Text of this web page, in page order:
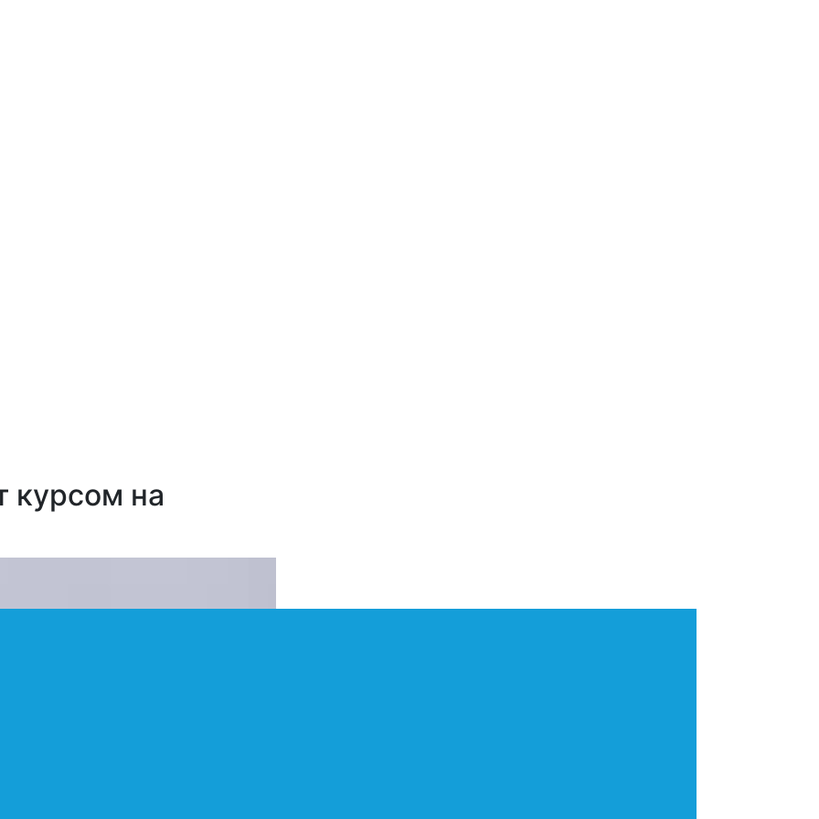
курсом на